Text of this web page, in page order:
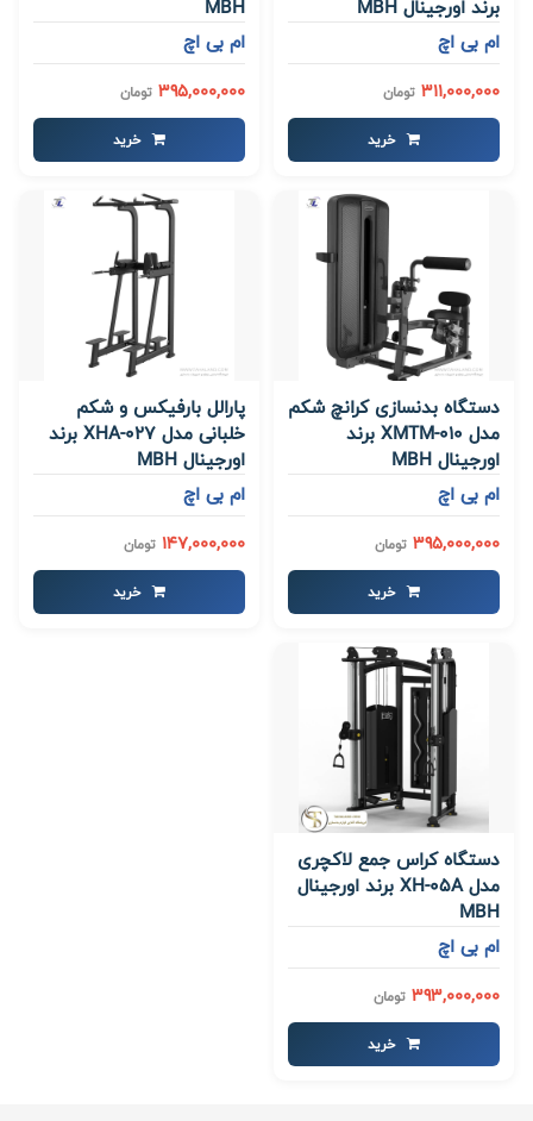
برند اورجینال MBH
ام بی اچ
311,000,000 تومان
خرید
MBH
ام بی اچ
395,000,000 تومان
خرید
دستگاه بدنسازی کرانچ شکم
مدل XMTM-010 برند
اورجینال MBH
ام بی اچ
395,000,000 تومان
خرید
پارالل بارفیکس و شکم
خلبانی مدل XHA-027 برند
اورجینال MBH
ام بی اچ
147,000,000 تومان
خرید
دستگاه کراس جمع لاکچری
مدل XH-05A برند اورجینال
MBH
ام بی اچ
393,000,000 تومان
خرید